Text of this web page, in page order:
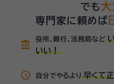
でも
専門家に頼めば
account_balance 役所、銀行、法務局など
いい！
schedule 自分でやるより 早くて